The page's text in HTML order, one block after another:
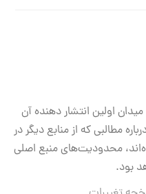
اولین انتشار دهنده آن
مطالبی که از منابع دیگر در
محدودیت‌های منبع اصلی
بود.